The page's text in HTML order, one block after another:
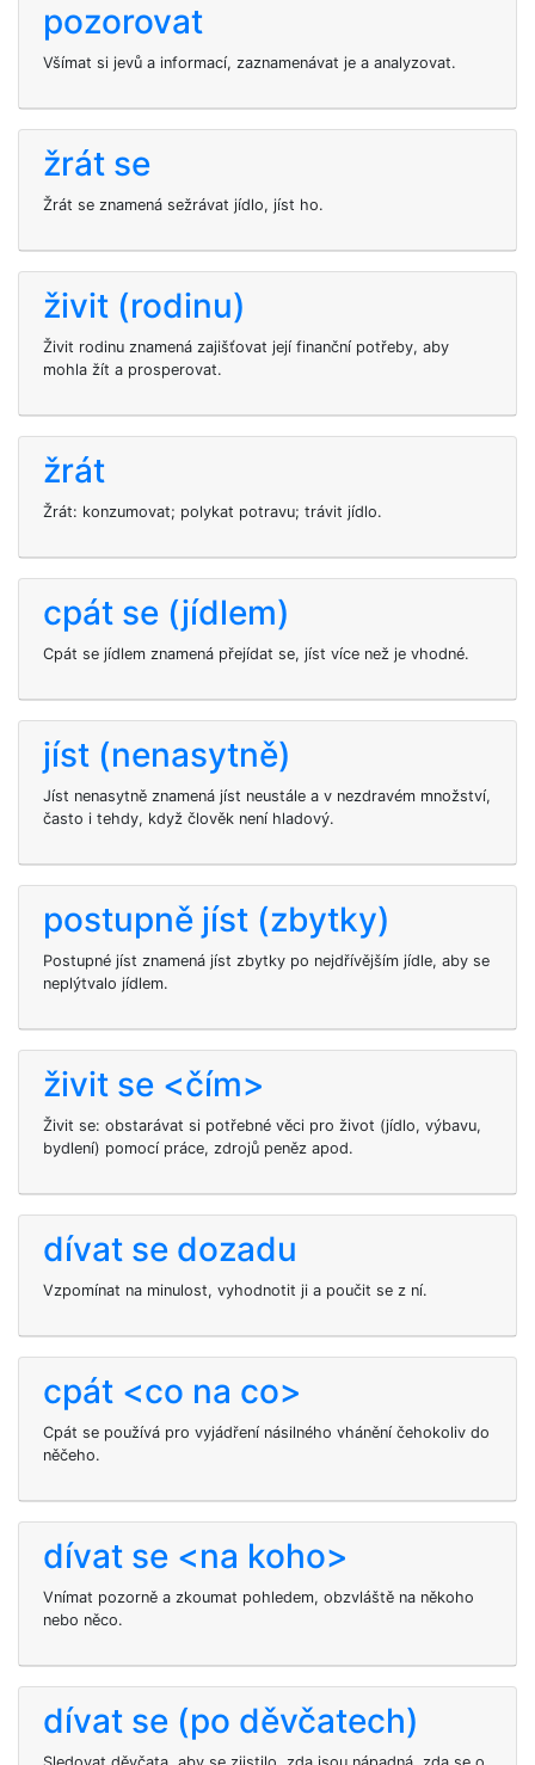
pozorovat
Všímat si jevů a informací, zaznamenávat je a analyzovat.
žrát se
Žrát se znamená sežrávat jídlo, jíst ho.
živit (rodinu)
Živit rodinu znamená zajišťovat její finanční potřeby, aby
mohla žít a prosperovat.
žrát
Žrát: konzumovat; polykat potravu; trávit jídlo.
cpát se (jídlem)
Cpát se jídlem znamená přejídat se, jíst více než je vhodné.
jíst (nenasytně)
Jíst nenasytně znamená jíst neustále a v nezdravém množství,
často i tehdy, když člověk není hladový.
postupně jíst (zbytky)
Postupné jíst znamená jíst zbytky po nejdřívějším jídle, aby se
neplýtvalo jídlem.
živit se <čím>
Živit se: obstarávat si potřebné věci pro život (jídlo, výbavu,
bydlení) pomocí práce, zdrojů peněz apod.
dívat se dozadu
Vzpomínat na minulost, vyhodnotit ji a poučit se z ní.
cpát <co na co>
Cpát se používá pro vyjádření násilného vhánění čehokoliv do
něčeho.
dívat se <na koho>
Vnímat pozorně a zkoumat pohledem, obzvláště na někoho
nebo něco.
dívat se (po děvčatech)